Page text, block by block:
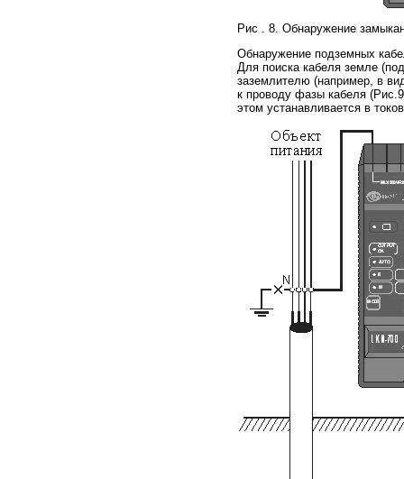
Рис . 8. Обнаружение
Обнаружение подземных
Для поиска кабеля земле
заземлителю (например, в
к проводу фазы кабеля
этом устанавливается в